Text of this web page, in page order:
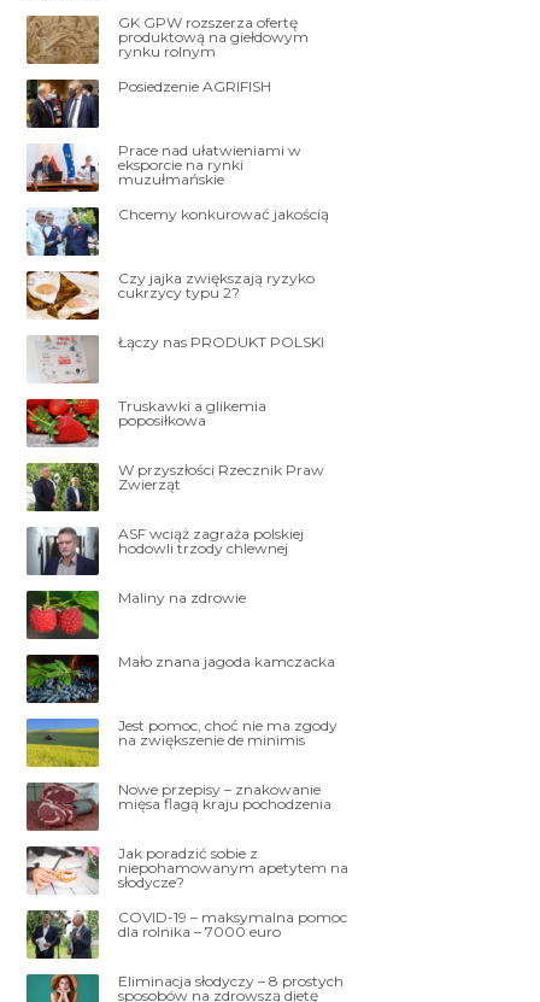
GK GPW rozszerza ofertę
produktową na giełdowym
rynku rolnym
Posiedzenie AGRIFISH
Prace nad ułatwieniami w
eksporcie na rynki
muzułmańskie
Chcemy konkurować jakością
Czy jajka zwiększają ryzyko
cukrzycy typu 2?
Łączy nas PRODUKT POLSKI
Truskawki a glikemia
poposiłkowa
W przyszłości Rzecznik Praw
Zwierząt
ASF wciąż zagraża polskiej
hodowli trzody chlewnej
Maliny na zdrowie
Mało znana jagoda kamczacka
Jest pomoc, choć nie ma zgody
na zwiększenie de minimis
Nowe przepisy – znakowanie
mięsa flagą kraju pochodzenia
Jak poradzić sobie z
niepohamowanym apetytem na
słodycze?
COVID-19 – maksymalna pomoc
dla rolnika – 7000 euro
Eliminacja słodyczy – 8 prostych
sposobów na zdrowszą dietę